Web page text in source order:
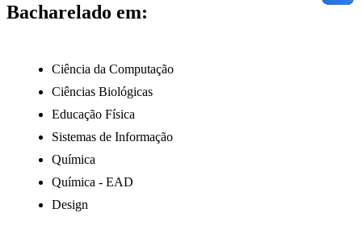
Bacharelado em:
Ciência da Computação
Ciências Biológicas
Educação Física
Sistemas de Informação
Química
Química - EAD
Design